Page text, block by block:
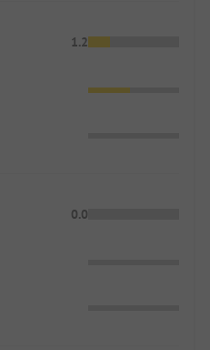
1.2
0.0